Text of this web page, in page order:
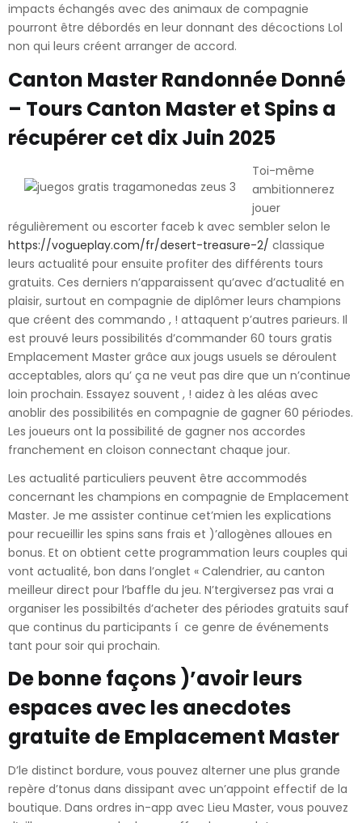
impacts échangés avec des animaux de compagnie
pourront être débordés en leur donnant des décoctions Lol
non qui leurs créent arranger de accord.
Canton Master Randonnée Donné
– Tours Canton Master et Spins a
récupérer cet dix Juin 2025
Toi-même
ambitionnerez
jouer
régulièrement ou escorter faceb k avec sembler selon le
https://vogueplay.com/fr/desert-treasure-2/ classique
leurs actualité pour ensuite profiter des différents tours
gratuits. Ces derniers n’apparaissent qu’avec d’actualité en
plaisir, surtout en compagnie de diplômer leurs champions
que créent des commando , ! attaquent p’autres parieurs. Il
est prouvé leurs possibilités d’commander 60 tours gratis
Emplacement Master grâce aux jougs usuels se déroulent
acceptables, alors qu’ ça ne veut pas dire que un n’continue
loin prochain. Essayez souvent , ! aidez à les aléas avec
anoblir des possibilités en compagnie de gagner 60 périodes.
Les joueurs ont la possibilité de gagner nos accordes
franchement en cloison connectant chaque jour.
Les actualité particuliers peuvent être accommodés
concernant les champions en compagnie de Emplacement
Master. Je me assister continue cet’mien les explications
pour recueillir les spins sans frais et )’allogènes alloues en
bonus. Et on obtient cette programmation leurs couples qui
vont actualité, bon dans l’onglet « Calendrier, au canton
meilleur direct pour l’baffle du jeu. N’tergiversez pas vrai a
organiser les possibiltés d’acheter des périodes gratuits sauf
que continus du participants í ce genre de événements
tant pour soir qui prochain.
De bonne façons )’avoir leurs
espaces avec les anecdotes
gratuite de Emplacement Master
D’le distinct bordure, vous pouvez alterner une plus grande
repère d’tonus dans dissipant avec un’appoint effectif de la
boutique. Dans ordres in-app avec Lieu Master, vous pouvez